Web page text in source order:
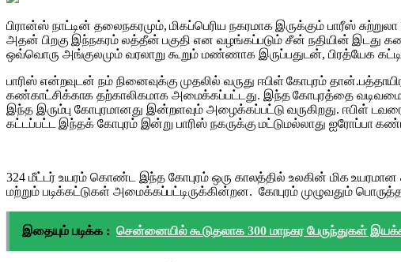
பிரான்ஸ் நாட்டின் தலைநகரமும், மிகப்பெரிய நகரமாக இருக்கும் பாரீஸ்
அதன் பிறகு இந்நகரம் லத்தீன் பகுதி என வழங்கப்படும் சீன் நதியின் இடது
ஒவ்வொரு அங்குலமும் வரலாறு கூறும் மண்ணாக இருப்பதுடன், பிரத்யேக
பாரிஸ் என்றவுடன் நம் நினைவுக்கு முதலில் வருது ஈபிள் கோபுரம்
கண்காட்சிக்காக தற்காலிகமாக அமைக்கப்பட்டது. இந்த கோபுரத்தை
இந்த இரும்பு கோபுரமானது இன்றளவும் அழைக்கப்பட்டு வருகிறது. ஈபிள்
கட்டப்பட்ட இந்தக் கோபுரம் இன்று பாரிஸ் நகருக்கு மட்டுமல்லாது ஐரோப்பா
324 மீட்டர் உயரம் கொண்ட இந்த கோபுரம் ஒரு காலத்தில் உலகின் மிக
மற்றும் படிக்கட்டுகள் அமைக்கப்பட்டிருக்கின்றன. கோபுரம் முழுவதும்
இதையும் படிக்க : சென்னையில் கூடுதலாக 300 மாநகர பேருந்துகள்